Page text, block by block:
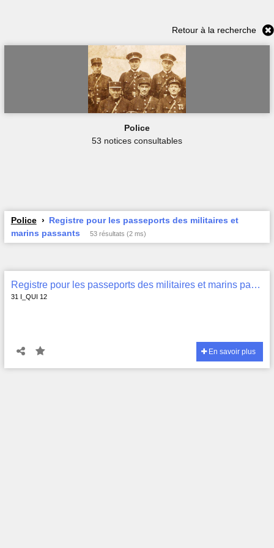
Retour à la recherche
Police
53 notices consultables
Police
Registre pour les passeports des militaires et
marins passants
53 résultats (2 ms)
Registre pour les passeports des militaires et marins passants , 31 I_QUI 12
31 I_QUI 12
En savoir plus